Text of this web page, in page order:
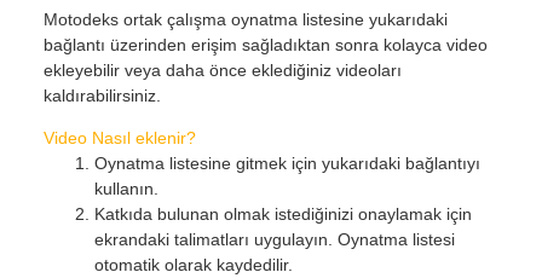
Motodeks ortak çalışma oynatma listesine yukarıdaki
bağlantı üzerinden erişim sağladıktan sonra kolayca video
ekleyebilir veya daha önce eklediğiniz videoları
kaldırabilirsiniz.
Video Nasıl eklenir?
Oynatma listesine gitmek için yukarıdaki bağlantıyı
kullanın.
Katkıda bulunan olmak istediğinizi onaylamak için
ekrandaki talimatları uygulayın. Oynatma listesi
otomatik olarak kaydedilir.